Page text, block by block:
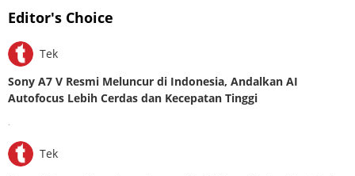
Editor's Choice
Tek
Sony A7 V Resmi Meluncur di Indonesia, Andalkan AI
Autofocus Lebih Cerdas dan Kecepatan Tinggi
.
Tek